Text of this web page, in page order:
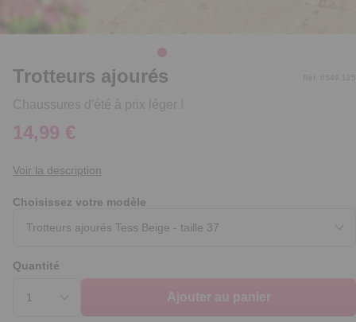
Trotteurs ajourés
Chaussures d'été à prix léger !
Réf. 6549.125
14,99 €
Voir la description
Choisissez votre modèle
Quantité
Ajouter au panier